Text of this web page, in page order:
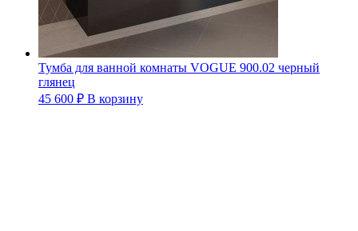
Тумба для ванной комнаты VOGUE 900.02 черный
глянец
45 600 ₽ В корзину